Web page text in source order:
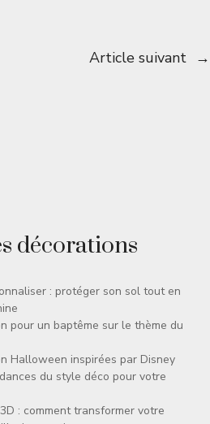
Article suivant →
décorations
: protéger son sol tout en
pour un baptême sur le thème du
Halloween inspirées par Disney
du style déco pour votre
: comment transformer votre